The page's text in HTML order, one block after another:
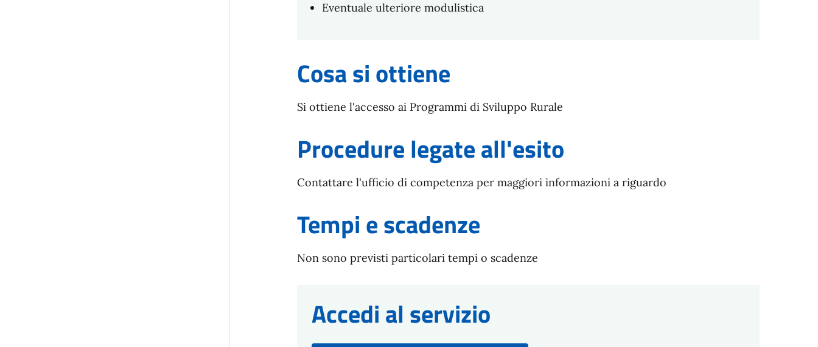
Eventuale ulteriore modulistica
Cosa si ottiene
Si ottiene l'accesso ai Programmi di Sviluppo Rurale
Procedure legate all'esito
Contattare l'ufficio di competenza per maggiori informazioni a riguardo
Tempi e scadenze
Non sono previsti particolari tempi o scadenze
Accedi al servizio